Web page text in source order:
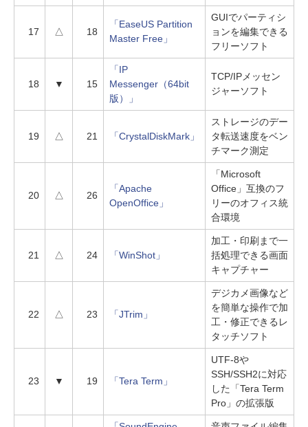
17 △ 18
「EaseUS Partition
Master Free」
GUIでパーティシ
ョンを編集できる
フリーソフト
18 ▼ 15
「IP
Messenger（64bit
版）」
TCP/IPメッセン
ジャーソフト
19 △ 21 「CrystalDiskMark」
ストレージのデー
タ転送速度をベン
チマーク測定
20 △ 26
「Apache
OpenOffice」
「Microsoft
Office」互換のフ
リーのオフィス統
合環境
21 △ 24 「WinShot」
加工・印刷まで一
括処理できる画面
キャプチャー
22 △ 23 「JTrim」
デジカメ画像など
を簡単な操作で加
工・修正できるレ
タッチソフト
23 ▼ 19 「Tera Term」
UTF-8や
SSH/SSH2に対応
した「Tera Term
Pro」の拡張版